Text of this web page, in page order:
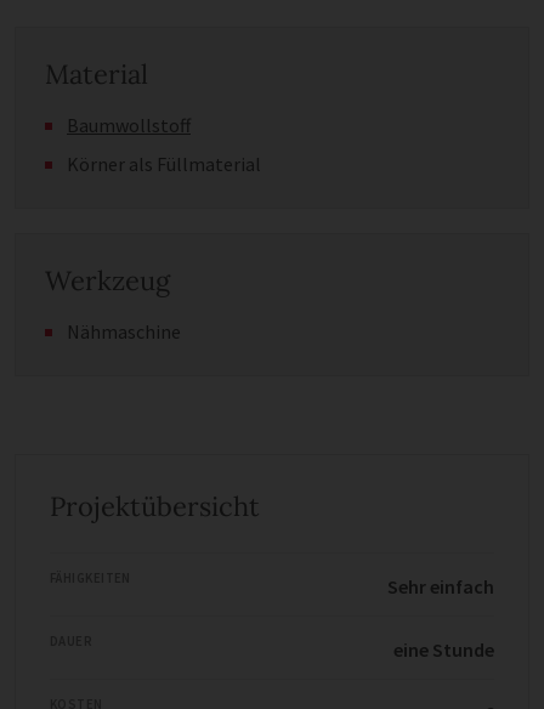
Material
Baumwollstoff
Körner als Füllmaterial
Werkzeug
Nähmaschine
Projektübersicht
Sehr einfach
eine Stunde